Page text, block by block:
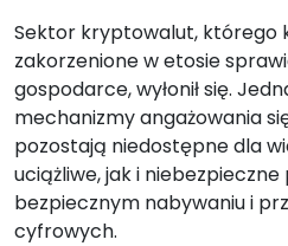
Sektor kryptowalut, którego
zakorzenione w etosie
gospodarce, wyłonił się.
mechanizmy angażowania
pozostają niedostępne dla
uciążliwe, jak i
bezpiecznym nabywaniu i
cyfrowych.